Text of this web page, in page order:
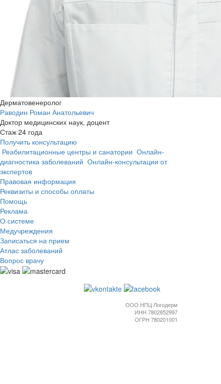
Дерматовенеролог
Раводин Роман Анатольевич
Доктор медицинских наук, доцент
Стаж 24 года
Получить консультацию
Реабилитационные центры и санатории Онлайн-
диагностика заболеваний Онлайн-консультации от
экспертов
Правовая информация
Реквизиты и способы оплаты
Помощь
Реклама
О системе
Медучреждения
Записаться на прием
Атлас заболеваний
Вопрос врачу
ООО НПЦ Логодерм
ИНН 7802852997
ОГРН 780201001